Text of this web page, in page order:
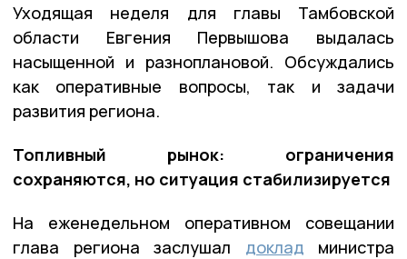
Уходящая неделя для главы Тамбовской
области Евгения Первышова выдалась
насыщенной и разноплановой. Обсуждались
как оперативные вопросы, так и задачи
развития региона.
Топливный рынок: ограничения
сохраняются, но ситуация стабилизируется
На еженедельном оперативном совещании
глава региона заслушал доклад министра